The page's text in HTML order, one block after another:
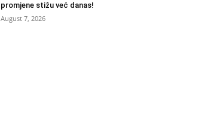
promjene stižu već danas!
August 7, 2026